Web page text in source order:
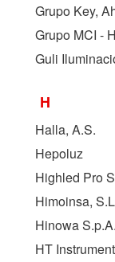
Grupo Key,
Grupo MCI -
Guli
H
Halla, A.S.
Hepoluz
Highled Pro
Himoinsa,
Hinowa S.p.A.
HT